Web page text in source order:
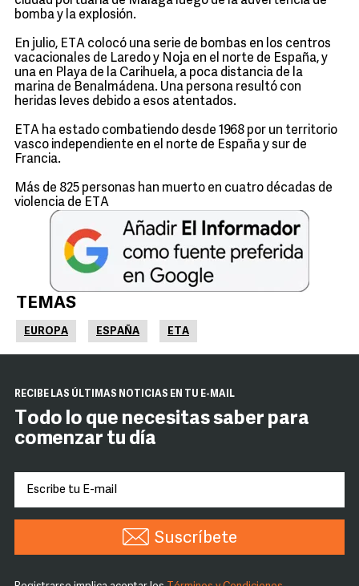
bomba y la explosión.
En julio, ETA colocó una serie de bombas en los centros
vacacionales de Laredo y Noja en el norte de España, y
una en Playa de la Carihuela, a poca distancia de la
marina de Benalmádena. Una persona resultó con
heridas leves debido a esos atentados.
ETA ha estado combatiendo desde 1968 por un territorio
vasco independiente en el norte de España y sur de
Francia.
Más de 825 personas han muerto en cuatro décadas de
violencia de ETA
TEMAS
EUROPA ESPAÑA ETA
RECIBE LAS ÚLTIMAS NOTICIAS EN TU E-MAIL
Todo lo que necesitas saber para
comenzar tu día
Suscríbete